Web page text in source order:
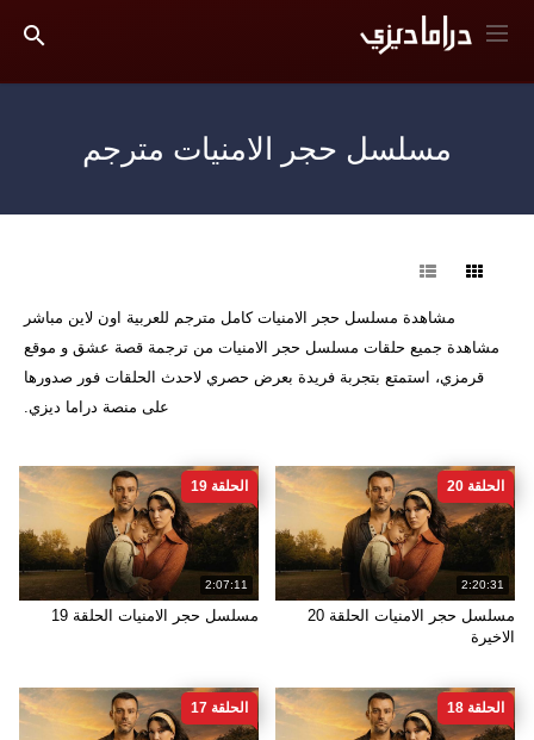
مسلسل حجر الامنيات مترجم
مشاهدة مسلسل حجر الامنيات كامل مترجم للعربية اون لاين مباشر
مشاهدة جميع حلقات مسلسل حجر الامنيات من ترجمة قصة عشق و موقع
قرمزي، استمتع بتجربة فريدة بعرض حصري لاحدث الحلقات فور صدورها
على منصة دراما ديزي.
2:20:31
الحلقة 20
مسلسل حجر الامنيات الحلقة 20
الاخيرة
2:07:11
الحلقة 19
مسلسل حجر الامنيات الحلقة 19
الحلقة 18 الحلقة 17